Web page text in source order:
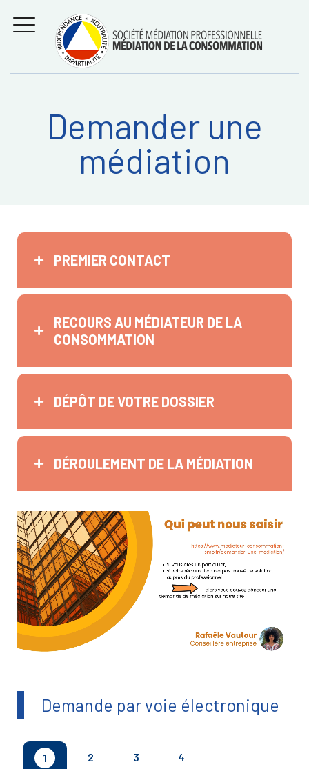
Régler les litiges
entre
consommateurs et
professionnels avec
la médiation de la
consommation
MENU
Recherche
Demander une
médiation
PREMIER CONTACT
RECOURS AU MÉDIATEUR DE LA
CONSOMMATION
DÉPÔT DE VOTRE DOSSIER
DÉROULEMENT DE LA MÉDIATION
Demande par voie électronique
1 2 3 4